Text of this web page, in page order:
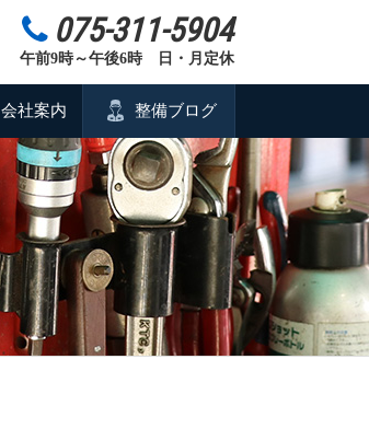
075-311-5904
午前9時～午後6時 日・月定休
会社案内 整備ブログ